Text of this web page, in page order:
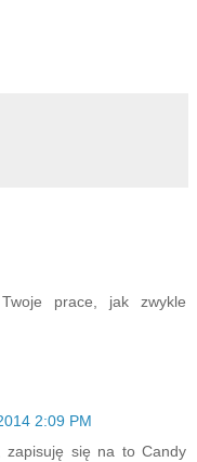
prace, jak zwykle
2:09 PM
zapisuję się na to Candy